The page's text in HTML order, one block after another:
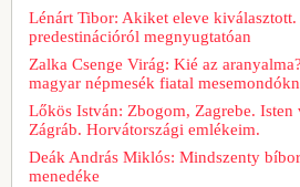
Lénárt Tibor: Akiket eleve kiválasztott.
predestinációról megnyugtatóan
Zalka Csenge Virág: Kié az
magyar népmesék fiatal
Lőkös István: Zbogom, Zagrebe. Isten
Zágráb. Horvátországi emlékeim.
Deák András Miklós: Mindszenty
menedéke